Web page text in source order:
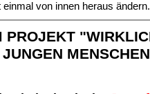
von innen heraus ändern.